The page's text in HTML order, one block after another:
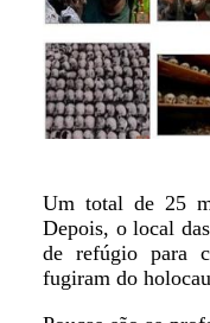
Um total de 25
Depois, o local
de refúgio para
fugiram do